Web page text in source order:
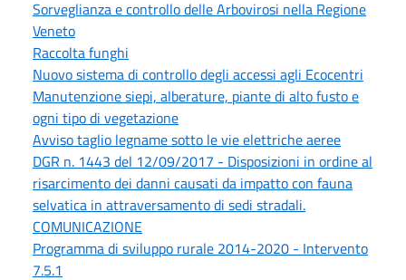
Sorveglianza e controllo delle Arbovirosi nella Regione
Veneto
Raccolta funghi
Nuovo sistema di controllo degli accessi agli Ecocentri
Manutenzione siepi, alberature, piante di alto fusto e
ogni tipo di vegetazione
Avviso taglio legname sotto le vie elettriche aeree
DGR n. 1443 del 12/09/2017 - Disposizioni in ordine al
risarcimento dei danni causati da impatto con fauna
selvatica in attraversamento di sedi stradali.
COMUNICAZIONE
Programma di sviluppo rurale 2014-2020 - Intervento
7.5.1